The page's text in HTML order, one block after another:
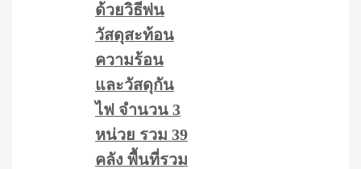
ด้วยวิธีพ่น
วัสดุสะท้อน
ความร้อน
และวัสดุกัน
ไฟ จำนวน 3
หน่วย รวม 39
คลัง พื้นที่รวม